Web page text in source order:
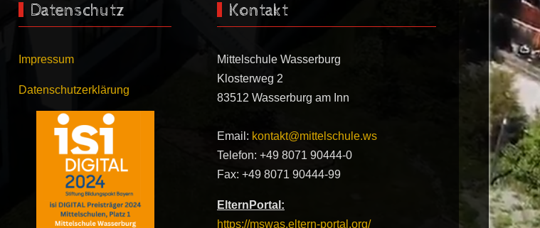
Datenschutz
Impressum
Datenschutzerklärung
Kontakt
Mittelschule Wasserburg
Klosterweg 2
83512 Wasserburg am Inn
Email: kontakt@mittelschule.ws
Telefon: +49 8071 90444-0
Fax: +49 8071 90444-99
ElternPortal:
https://mswas.eltern-portal.org/